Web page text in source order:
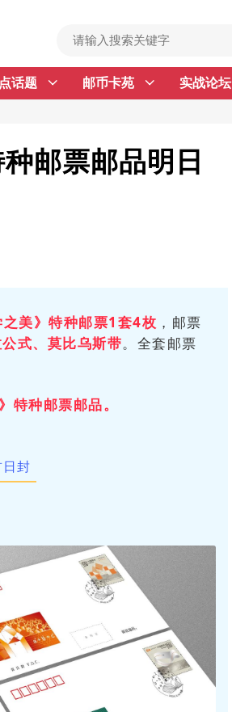
首 页
钱币行情
新品预告
集藏资讯
话题 邮币卡苑 实战论坛
邮票邮品明日
美》特种邮票1套4枚 ，邮票
式、莫比乌斯带。全套邮票
特种邮票邮品。
日封